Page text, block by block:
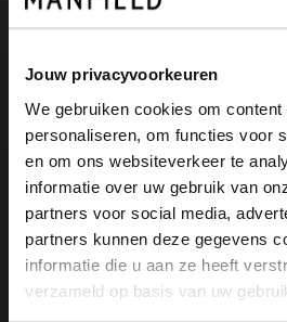
Jouw privacyvoorkeuren
We gebruiken cookies om
personaliseren, om functies voor
en om ons websiteverkeer te
informatie over uw gebruik van
partners voor social media,
partners kunnen deze gegevens
informatie die u aan ze heeft
verzameld op basis van uw
No Stress
Groene suède veterschoenen
130.00
65.00
View this website in
It looks like your language
you like to switch to English?